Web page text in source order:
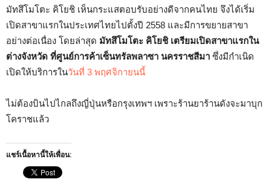
มัทสึโมโตะ คิโยชิ เห็นกระแสตอบรับอย่างดีจากคนไทย จึงได้เริ่ม
เปิดสาขาแรกในประเทศไทยไปตั้งปี 2558 และมีการขยายสาขา
อย่างต่อเนื่อง โดยล่าสุด มัทสึโมโตะ คิโยชิ เตรียมเปิดสาขาแรกใน
ต่างจังหวัด ที่ศูนย์การค้าเซ็นทรัลพลาซา นครราชสีมา ซึ่งมีกำเนิด
เปิดให้บริการในวันที่ 3 พฤศจิกายนนี้
ไม่ต้องบินไปไกลถึงญี่ปุ่นหรือกรุงเทพฯ เพราะร้านยาร้านดังจะมาบุก
โคราชแล้ว
แชร์เนื้อหานี้ให้เพื่อน: